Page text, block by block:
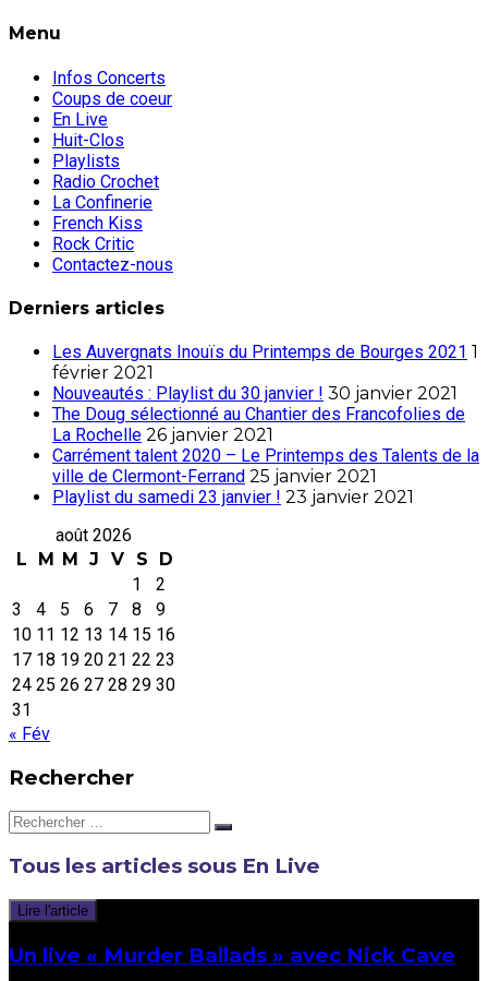
Menu
Infos Concerts
Coups de coeur
En Live
Huit-Clos
Playlists
Radio Crochet
La Confinerie
French Kiss
Rock Critic
Contactez-nous
Derniers articles
Les Auvergnats Inouïs du Printemps de Bourges 2021 1
février 2021
Nouveautés : Playlist du 30 janvier ! 30 janvier 2021
The Doug sélectionné au Chantier des Francofolies de
La Rochelle 26 janvier 2021
Carrément talent 2020 – Le Printemps des Talents de la
ville de Clermont-Ferrand 25 janvier 2021
Playlist du samedi 23 janvier ! 23 janvier 2021
août 2026
L
M M J V S
D
1
2
3
4 5 6 7 8
9
10 11 12 13 14 15 16
17 18 19 20 21 22 23
24 25 26 27 28 29 30
31
« Fév
Rechercher
Rechercher:
Tous les articles sous En Live
Lire l'article
Un live « Murder Ballads » avec Nick Cave